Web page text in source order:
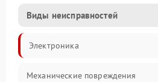
Виды неисправностей
Электроника
Механические повреждения